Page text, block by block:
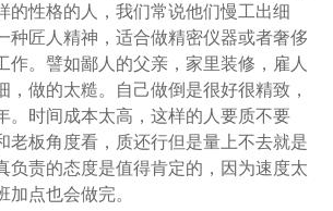
的性格的人，我们常说他们慢工出细
种匠人精神，适合做精密仪器或者奢侈
作。譬如鄙人的父亲，家里装修，雇人
，做的太糙。自己做倒是很好很精致，
。时间成本太高，这样的人要质不要
老板角度看，质还行但是量上不去就是
负责的态度是值得肯定的，因为速度太
加点也会做完。